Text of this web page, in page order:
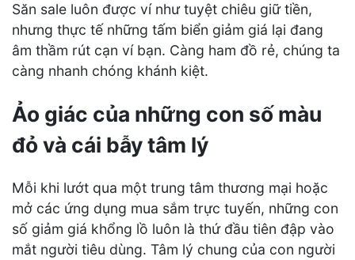
Săn sale luôn được ví như tuyệt chiêu giữ tiền,
nhưng thực tế những tấm biển giảm giá lại đang
âm thầm rút cạn ví bạn. Càng ham đồ rẻ, chúng ta
càng nhanh chóng khánh kiệt.
Ảo giác của những con số màu
đỏ và cái bẫy tâm lý
Mỗi khi lướt qua một trung tâm thương mại hoặc
mở các ứng dụng mua sắm trực tuyến, những con
số giảm giá khổng lồ luôn là thứ đầu tiên đập vào
mắt người tiêu dùng. Tâm lý chung của con người